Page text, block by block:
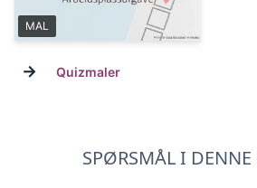
MAL
→ Quizmaler
SPØRSMÅL I